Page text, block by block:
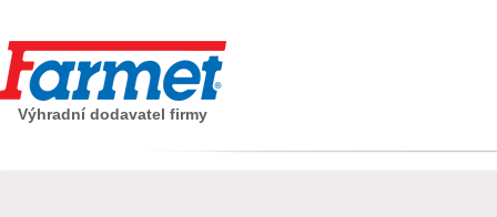
Výhradní dodavatel firmy